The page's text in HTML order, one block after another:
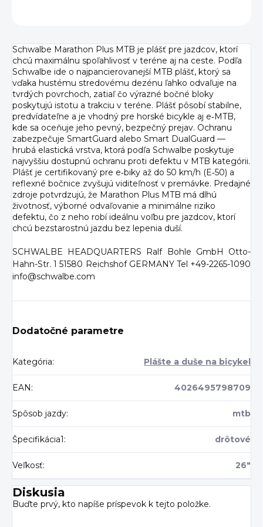
Schwalbe Marathon Plus MTB je plášť pre jazdcov, ktorí
chcú maximálnu spoľahlivosť v teréne aj na ceste. Podľa
Schwalbe ide o najpancierovanejší MTB plášť, ktorý sa
vďaka hustému stredovému dezénu ľahko odvaľuje na
tvrdých povrchoch, zatiaľ čo výrazné bočné bloky
poskytujú istotu a trakciu v teréne. Plášť pôsobí stabilne,
predvídateľne a je vhodný pre horské bicykle aj e‑MTB,
kde sa oceňuje jeho pevný, bezpečný prejav. Ochranu
zabezpečuje SmartGuard alebo Smart DualGuard —
hrubá elastická vrstva, ktorá podľa Schwalbe poskytuje
najvyššiu dostupnú ochranu proti defektu v MTB kategórii.
Plášť je certifikovaný pre e‑biky až do 50 km/h (E‑50) a
reflexné bočnice zvyšujú viditeľnosť v premávke. Predajné
zdroje potvrdzujú, že Marathon Plus MTB má dlhú
životnosť, výborné odvaľovanie a minimálne riziko
defektu, čo z neho robí ideálnu voľbu pre jazdcov, ktorí
chcú bezstarostnú jazdu bez lepenia duší.
SCHWALBE HEADQUARTERS Ralf Bohle GmbH Otto-
Hahn-Str. 1 51580 Reichshof GERMANY Tel +49-2265-1090
info@schwalbe.com
Dodatočné parametre
Kategória: Plášte a duše na bicykel
EAN : 4026495798709
Spôsob jazdy: mtb
Špecifikácia1 : drôtové
Veľkosť: 26"
Diskusia
Buďte prvý, kto napíše príspevok k tejto položke.